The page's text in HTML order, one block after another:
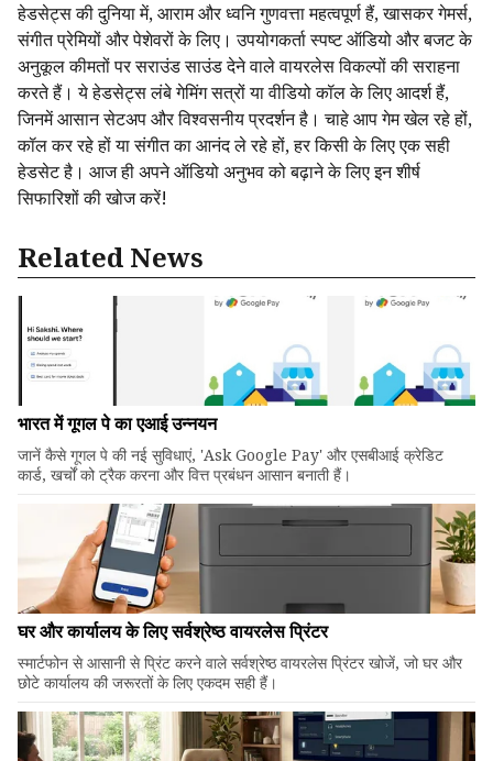
हेडसेट्स की दुनिया में, आराम और ध्वनि गुणवत्ता महत्वपूर्ण हैं, खासकर गेमर्स,
संगीत प्रेमियों और पेशेवरों के लिए। उपयोगकर्ता स्पष्ट ऑडियो और बजट के
अनुकूल कीमतों पर सराउंड साउंड देने वाले वायरलेस विकल्पों की सराहना
करते हैं। ये हेडसेट्स लंबे गेमिंग सत्रों या वीडियो कॉल के लिए आदर्श हैं,
जिनमें आसान सेटअप और विश्वसनीय प्रदर्शन है। चाहे आप गेम खेल रहे हों,
कॉल कर रहे हों या संगीत का आनंद ले रहे हों, हर किसी के लिए एक सही
हेडसेट है। आज ही अपने ऑडियो अनुभव को बढ़ाने के लिए इन शीर्ष
सिफारिशों की खोज करें!
Related News
भारत में गूगल पे का एआई उन्नयन
जानें कैसे गूगल पे की नई सुविधाएं, 'Ask Google Pay' और एसबीआई क्रेडिट
कार्ड, खर्चों को ट्रैक करना और वित्त प्रबंधन आसान बनाती हैं।
घर और कार्यालय के लिए सर्वश्रेष्ठ वायरलेस प्रिंटर
स्मार्टफोन से आसानी से प्रिंट करने वाले सर्वश्रेष्ठ वायरलेस प्रिंटर खोजें, जो घर और
छोटे कार्यालय की जरूरतों के लिए एकदम सही हैं।